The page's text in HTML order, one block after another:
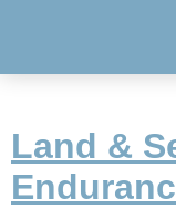
Land &